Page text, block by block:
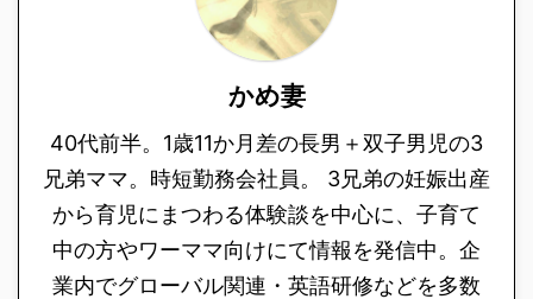
かめ妻
40代前半。1歳11か月差の長男＋双子男児の3
兄弟ママ。時短勤務会社員。 3兄弟の妊娠出産
から育児にまつわる体験談を中心に、子育て
中の方やワーママ向けにて情報を発信中。企
業内でグローバル関連・英語研修などを多数